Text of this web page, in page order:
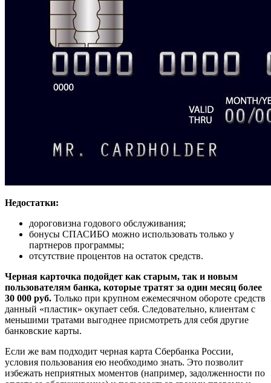
Недостатки:
дороговизна годового обслуживания;
бонусы СПАСИБО можно использовать только у
партнеров программы;
отсутствие процентов на остаток средств.
Черная карточка подойдет как старым, так и новым
пользователям банка, которые тратят за один месяц более
30 000 руб. Только при крупном ежемесячном обороте средств
данный «пластик» окупает себя. Следовательно, клиентам с
меньшими тратами выгоднее присмотреть для себя другие
банковские карты.
Если же вам подходит черная карта Сбербанка России,
условия пользования ею необходимо знать. Это позволит
избежать неприятных моментов (например, задолженности по